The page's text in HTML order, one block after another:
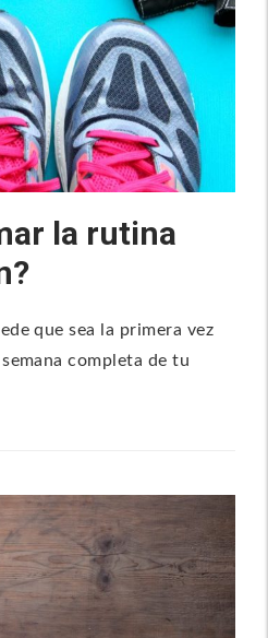
la rutina
que sea la primera vez
completa de tu